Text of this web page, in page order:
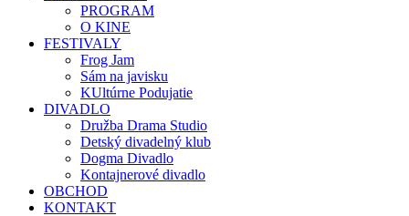
PROGRAM
O KINE
FESTIVALY
Frog Jam
Sám na javisku
KUltúrne Podujatie
DIVADLO
Družba Drama Studio
Detský divadelný klub
Dogma Divadlo
Kontajnerové divadlo
OBCHOD
KONTAKT